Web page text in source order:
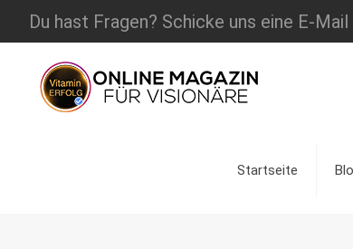
Du hast Fragen? Schicke uns eine E-Mail
Startseite